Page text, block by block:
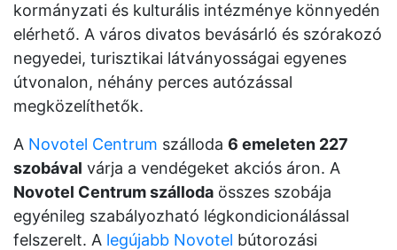
kormányzati és kulturális intézménye könnyedén
elérhető. A város divatos bevásárló és szórakozó
negyedei, turisztikai látványosságai egyenes
útvonalon, néhány perces autózással
megközelíthetők.
A Novotel Centrum szálloda 6 emeleten 227
szobával várja a vendégeket akciós áron. A
Novotel Centrum szálloda összes szobája
egyénileg szabályozható légkondicionálással
felszerelt. A legújabb Novotel bútorozási